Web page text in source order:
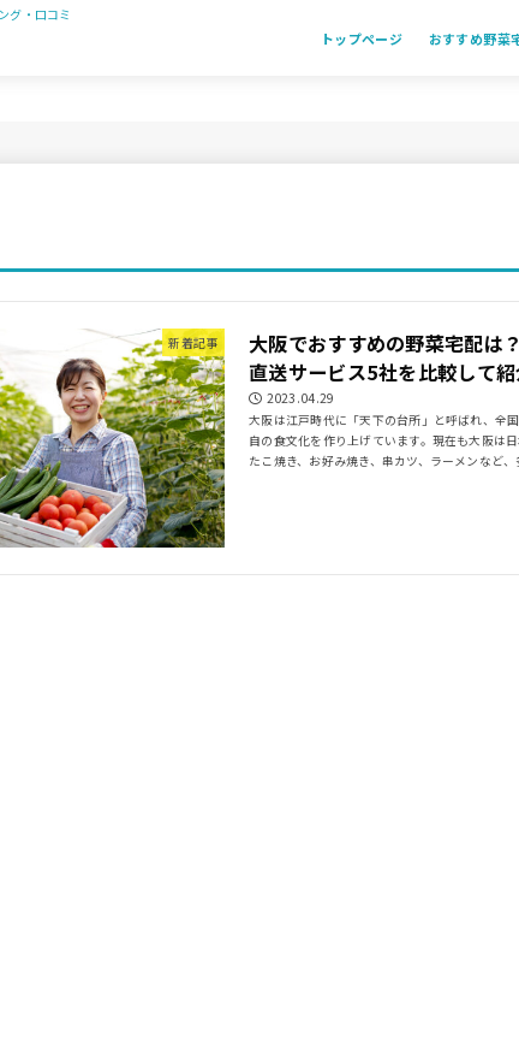
グ・口コミ
トップページ おすすめ野菜
新着記事
大阪でおすすめの野菜宅配は
直送サービス5社を比較して
2023.04.29
大阪は江戸時代に「天下の台所」と呼ばれ、全
自の食文化を作り上げています。現在も大阪は
たこ焼き、お好み焼き、串カツ、ラーメンなど